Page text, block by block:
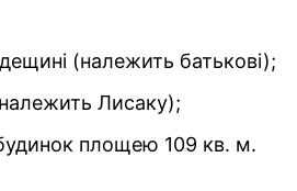
(належить батькові);
Лисаку);
площею 109 кв. м.